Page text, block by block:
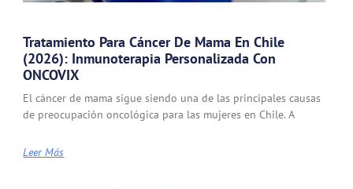
Tratamiento Para Cáncer De Mama En Chile
(2026): Inmunoterapia Personalizada Con
ONCOVIX
El cáncer de mama sigue siendo una de las principales causas
de preocupación oncológica para las mujeres en Chile. A
Leer Más